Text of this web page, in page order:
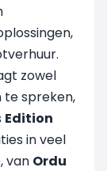
zowel
te spreken,
Edition
in veel
van Ordu